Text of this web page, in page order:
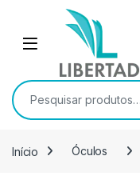
Skip to navigation
Skip to content
Open
Pesquisar por:
Início Óculos